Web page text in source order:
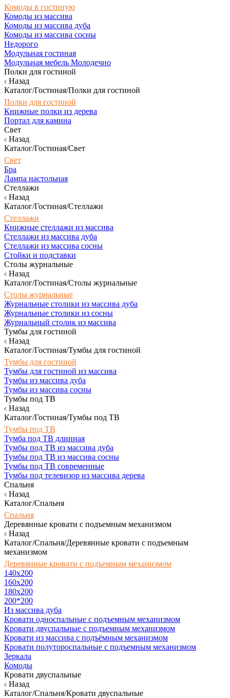
Комоды в гостиную
Комоды из массива
Комоды из массива дуба
Комоды из массива сосны
Недорого
Модульная гостиная
Модульная мебель Молодечно
Полки для гостиной
Назад
Каталог/Гостиная/Полки для гостиной
Полки для гостиной
Книжные полки из дерева
Портал для камина
Свет
Назад
Каталог/Гостиная/Свет
Свет
Бра
Лампа настольная
Стеллажи
Назад
Каталог/Гостиная/Стеллажи
Стеллажи
Книжные стеллажи из массива
Стеллажи из массива дуба
Стеллажи из массива сосны
Стойки и подставки
Столы журнальные
Назад
Каталог/Гостиная/Столы журнальные
Столы журнальные
Журнальные столики из массива дуба
Журнальные столики из сосны
Журнальный столик из массива
Тумбы для гостиной
Назад
Каталог/Гостиная/Тумбы для гостиной
Тумбы для гостиной
Тумбы для гостиной из массива
Тумбы из массива дуба
Тумбы из массива сосны
Тумбы под ТВ
Назад
Каталог/Гостиная/Тумбы под ТВ
Тумбы под ТВ
Тумба под ТВ длинная
Тумбы под ТВ из массива дуба
Тумбы под ТВ из массива сосны
Тумбы под ТВ современные
Тумбы под телевизор из массива дерева
Спальня
Назад
Каталог/Спальня
Спальня
Деревянные кровати с подъемным механизмом
Назад
Каталог/Спальня/Деревянные кровати с подъемным
механизмом
Деревянные кровати с подъемным механизмом
140x200
160х200
180х200
200*200
Из массива дуба
Кровати односпальные с подъемным механизмом
Кровати двуспальные с подъемным механизмом
Кровати из массива с подъёмным механизмом
Кровати полутороспальные с подъемным механизмом
Зеркала
Комоды
Кровати двуспальные
Назад
Каталог/Спальня/Кровати двуспальные